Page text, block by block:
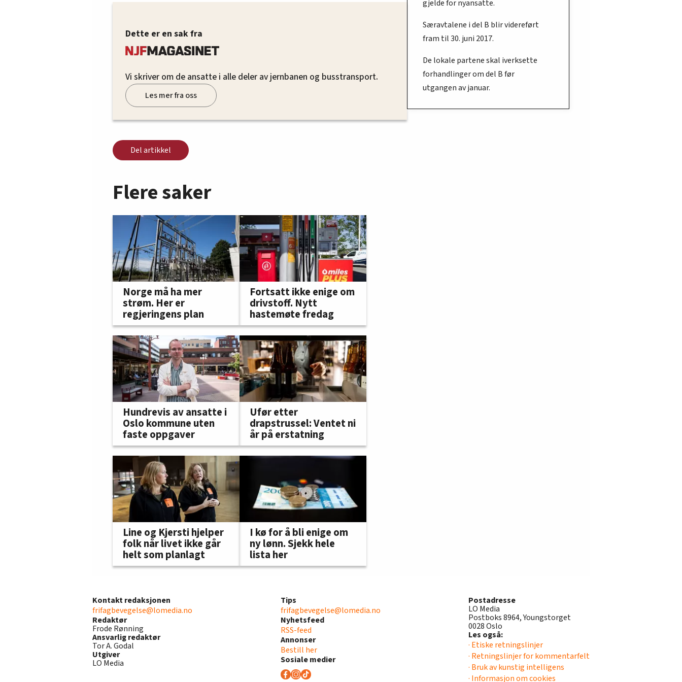
Dette er en sak fra
Vi skriver om de ansatte i alle deler av jernbanen og busstransport.
Les mer fra oss
Del artikkel
Flere saker
Norge må ha mer
strøm. Her er
regjeringens plan
Fortsatt ikke enige om
drivstoff. Nytt
hastemøte fredag
Hundrevis av ansatte i
Oslo kommune uten
faste oppgaver
Ufør etter
drapstrussel: Ventet ni
år på erstatning
Line og Kjersti hjelper
folk når livet ikke går
helt som planlagt
I kø for å bli enige om
ny lønn. Sjekk hele
lista her
gjelde for nyansatte.
Særavtalene i del B blir videreført
fram til 30. juni 2017.
De lokale partene skal iverksette
forhandlinger om del B før
utgangen av januar.
Kontakt redaksjonen
frifagbevegelse@lomedia.no
Redaktør
Frode Rønning
Ansvarlig redaktør
Tor A. Godal
Utgiver
LO Media
Tips
frifagbevegelse@lomedia.no
Nyhetsfeed
RSS-feed
Annonser
Bestill her
Sosiale medier
Postadresse
LO Media
Postboks 8964, Youngstorget
0028 Oslo
Les også:
· Etiske retningslinjer
· Retningslinjer for kommentarfelt
· Bruk av kunstig intelligens
· Informasjon om cookies